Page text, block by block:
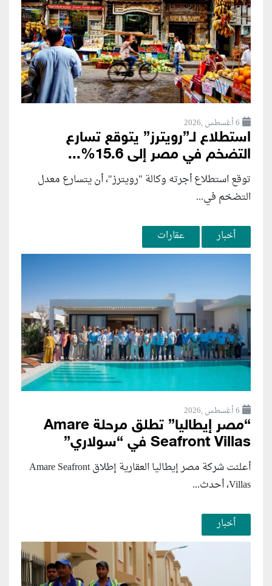
6 أغسطس ,2026
استطلاع لـ”رويترز” يتوقع تسارع
التضخم في مصر إلى 15.6%...
توقع استطلاع أجرته وكالة "رويترز"، أن يتسارع ‌معدل
التضخم في...
أخبار عقارات
6 أغسطس ,2026
“مصر إيطاليا” تطلق مرحلة Amare
Seafront Villas في “سولاري”
أعلنت شركة مصر إيطاليا العقارية إطلاق Amare Seafront
Villas، أحدث...
أخبار